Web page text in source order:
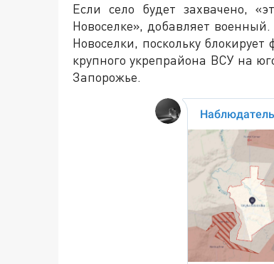
Если село будет захвачено,
Новоселке», добавляет
Новоселки, поскольку
крупного укрепрайона ВСУ на
Запорожье.